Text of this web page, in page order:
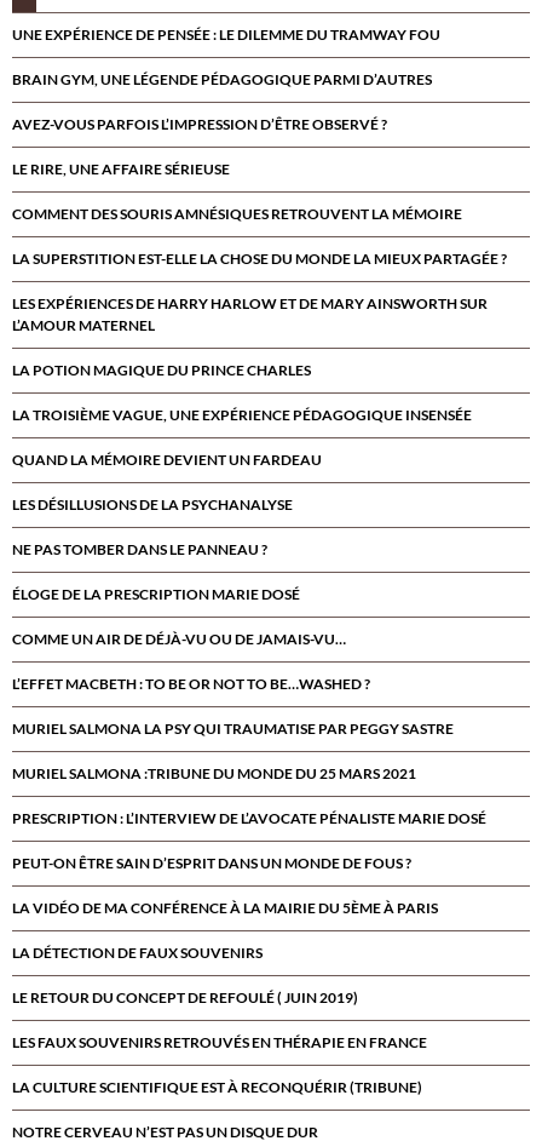
UNE EXPÉRIENCE DE PENSÉE : LE DILEMME DU TRAMWAY FOU
BRAIN GYM, UNE LÉGENDE PÉDAGOGIQUE PARMI D’AUTRES
AVEZ-VOUS PARFOIS L’IMPRESSION D’ÊTRE OBSERVÉ ?
LE RIRE, UNE AFFAIRE SÉRIEUSE
COMMENT DES SOURIS AMNÉSIQUES RETROUVENT LA MÉMOIRE
LA SUPERSTITION EST-ELLE LA CHOSE DU MONDE LA MIEUX PARTAGÉE ?
LES EXPÉRIENCES DE HARRY HARLOW ET DE MARY AINSWORTH SUR
L’AMOUR MATERNEL
LA POTION MAGIQUE DU PRINCE CHARLES
LA TROISIÈME VAGUE, UNE EXPÉRIENCE PÉDAGOGIQUE INSENSÉE
QUAND LA MÉMOIRE DEVIENT UN FARDEAU
LES DÉSILLUSIONS DE LA PSYCHANALYSE
NE PAS TOMBER DANS LE PANNEAU ?
ÉLOGE DE LA PRESCRIPTION MARIE DOSÉ
COMME UN AIR DE DÉJÀ-VU OU DE JAMAIS-VU…
L’EFFET MACBETH : TO BE OR NOT TO BE…WASHED ?
MURIEL SALMONA LA PSY QUI TRAUMATISE PAR PEGGY SASTRE
MURIEL SALMONA :TRIBUNE DU MONDE DU 25 MARS 2021
PRESCRIPTION : L’INTERVIEW DE L’AVOCATE PÉNALISTE MARIE DOSÉ
PEUT-ON ÊTRE SAIN D’ESPRIT DANS UN MONDE DE FOUS ?
LA VIDÉO DE MA CONFÉRENCE À LA MAIRIE DU 5ÈME À PARIS
LA DÉTECTION DE FAUX SOUVENIRS
LE RETOUR DU CONCEPT DE REFOULÉ ( JUIN 2019)
LES FAUX SOUVENIRS RETROUVÉS EN THÉRAPIE EN FRANCE
LA CULTURE SCIENTIFIQUE EST À RECONQUÉRIR (TRIBUNE)
NOTRE CERVEAU N’EST PAS UN DISQUE DUR